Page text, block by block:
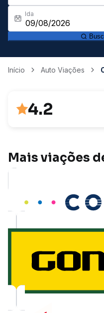
Ida
Início Auto Viações
4.2
Mais viações